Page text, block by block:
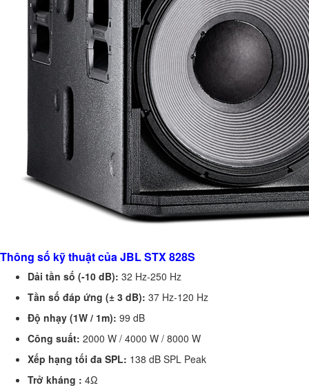
Thông số kỹ thuật của JBL STX 828S
Dải tần số (-10 dB): 32 Hz-250 Hz
Tần số đáp ứng (± 3 dB): 37 Hz-120 Hz
Độ nhạy (1W / 1m): 99 dB
Công suất: 2000 W / 4000 W / 8000 W
Xếp hạng tối đa SPL: 138 dB SPL Peak
Trở kháng : 4Ω